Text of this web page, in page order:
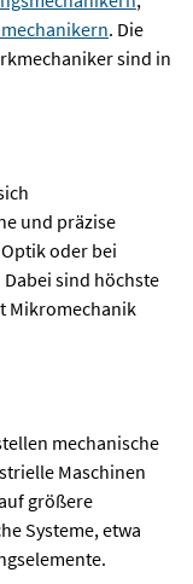
. Die
sind in
und präzise
oder bei
sind höchste
Mikromechanik
mechanische
Maschinen
größere
Systeme, etwa